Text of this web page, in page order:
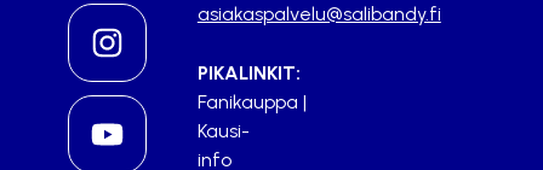
asiakaspalvelu@salibandy.fi
PIKALINKIT:
Fanikauppa |
Kausi-
info